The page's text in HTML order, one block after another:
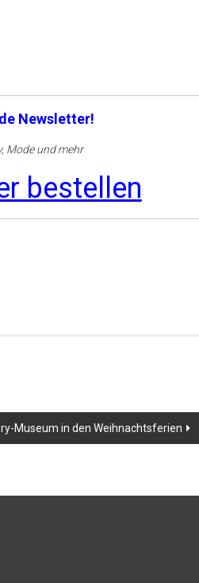
Newsletter!
Mode und mehr
bestellen
Museum in den Weihnachtsferien